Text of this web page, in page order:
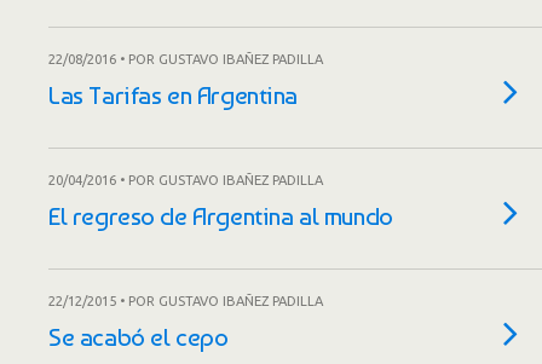
22/08/2016 • POR GUSTAVO IBAÑEZ PADILLA
Las Tarifas en Argentina
20/04/2016 • POR GUSTAVO IBAÑEZ PADILLA
El regreso de Argentina al mundo
22/12/2015 • POR GUSTAVO IBAÑEZ PADILLA
Se acabó el cepo